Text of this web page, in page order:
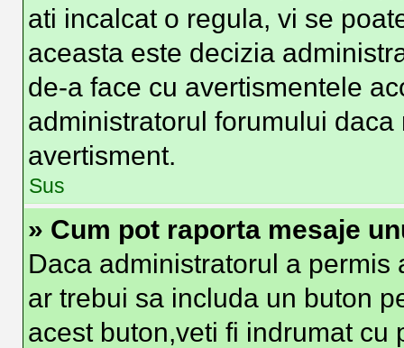
ati incalcat o regula, vi se
aceasta este decizia
de-a face cu avertismentele
administratorul forumului
avertisment.
Sus
» Cum pot raporta mesaje
Daca administratorul a
ar trebui sa includa un buton
acest buton,veti fi indrumat